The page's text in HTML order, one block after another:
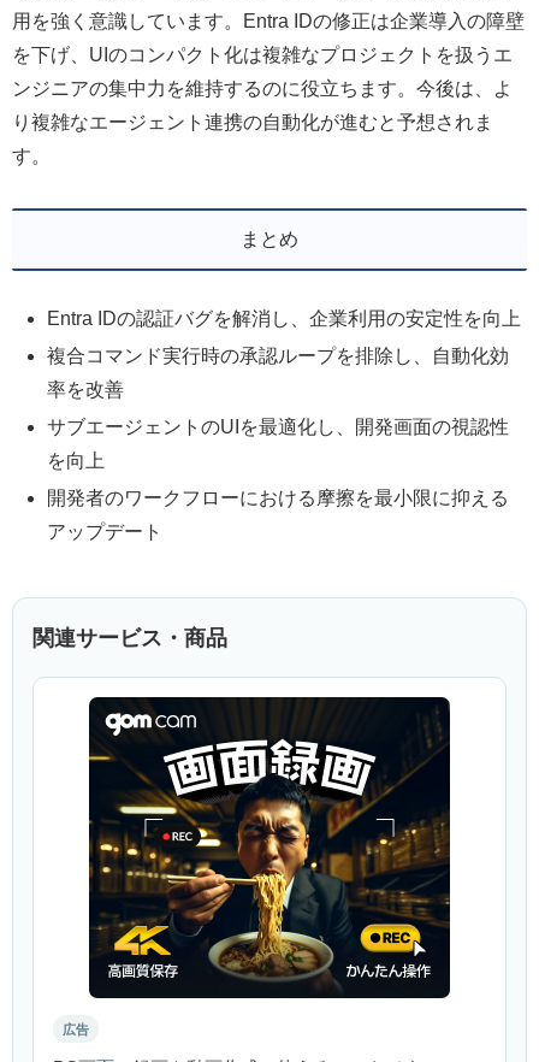
用を強く意識しています。Entra IDの修正は企業導入の障壁
を下げ、UIのコンパクト化は複雑なプロジェクトを扱うエ
ンジニアの集中力を維持するのに役立ちます。今後は、よ
り複雑なエージェント連携の自動化が進むと予想されま
す。
まとめ
Entra IDの認証バグを解消し、企業利用の安定性を向上
複合コマンド実行時の承認ループを排除し、自動化効
率を改善
サブエージェントのUIを最適化し、開発画面の視認性
を向上
開発者のワークフローにおける摩擦を最小限に抑える
アップデート
関連サービス・商品
広告